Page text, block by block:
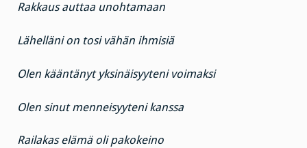
Rakkaus auttaa unohtamaan
Lähelläni on tosi vähän ihmisiä
Olen kääntänyt yksinäisyyteni voimaksi
Olen sinut menneisyyteni kanssa
Railakas elämä oli pakokeino